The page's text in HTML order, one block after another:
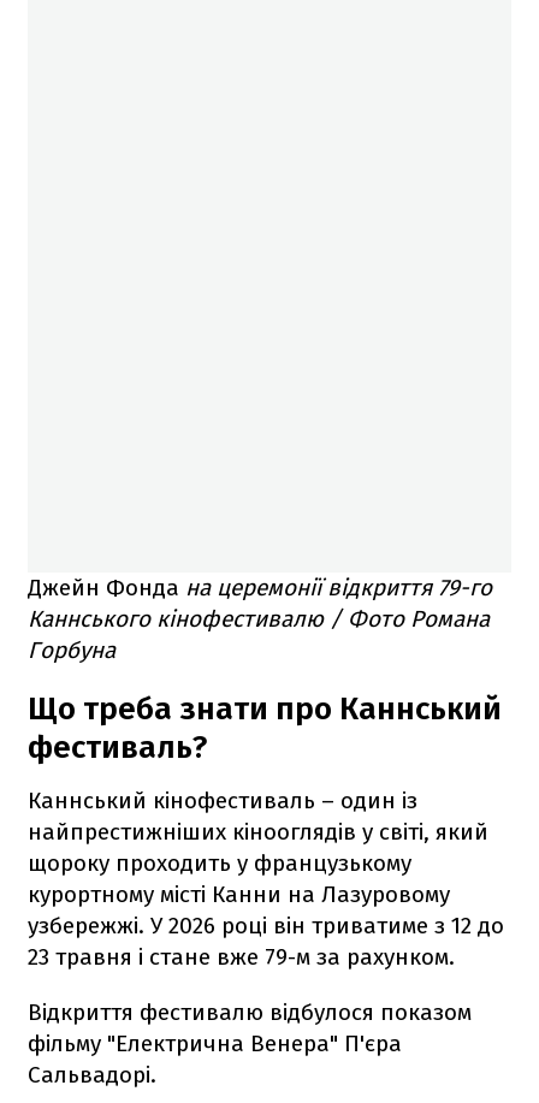
Джейн Фонда на церемонії відкриття 79-го
Каннського кінофестивалю / Фото Романа
Горбуна
Що треба знати про Каннський
фестиваль?
Каннський кінофестиваль – один із
найпрестижніших кінооглядів у світі, який
щороку проходить у французькому
курортному місті Канни на Лазуровому
узбережжі. У 2026 році він триватиме з 12 до
23 травня і стане вже 79-м за рахунком.
Відкриття фестивалю відбулося показом
фільму "Електрична Венера" П'єра
Сальвадорі.